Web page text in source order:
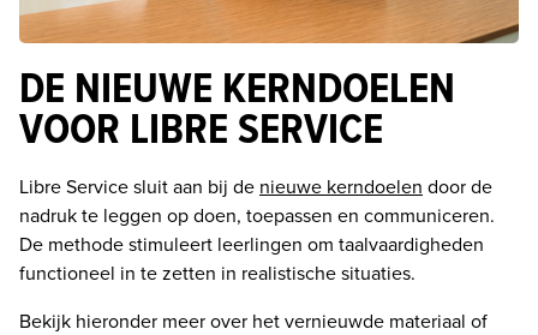
DE NIEUWE KERNDOELEN
VOOR LIBRE SERVICE
Libre Service sluit aan bij de nieuwe kerndoelen door de
nadruk te leggen op doen, toepassen en communiceren.
De methode stimuleert leerlingen om taalvaardigheden
functioneel in te zetten in realistische situaties.